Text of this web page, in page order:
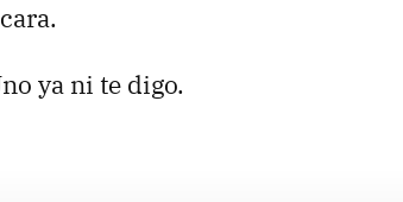
ya ni te digo.